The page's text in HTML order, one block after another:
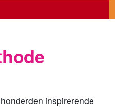
inspirerende